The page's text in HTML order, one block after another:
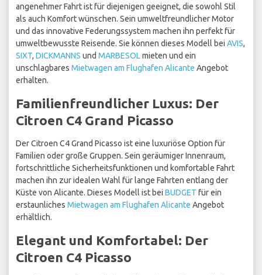
angenehmer Fahrt ist für diejenigen geeignet, die sowohl Stil
als auch Komfort wünschen. Sein umweltfreundlicher Motor
und das innovative Federungssystem machen ihn perfekt für
umweltbewusste Reisende. Sie können dieses Modell bei AVIS,
SIXT, DICKMANNS und MARBESOLmieten und ein
unschlagbares Mietwagen am Flughafen Alicante Angebot
erhalten.
Familienfreundlicher Luxus: Der
Citroen C4 Grand Picasso
Der Citroen C4 Grand Picasso ist eine luxuriöse Option für
Familien oder große Gruppen. Sein geräumiger Innenraum,
fortschrittliche Sicherheitsfunktionen und komfortable Fahrt
machen ihn zur idealen Wahl für lange Fahrten entlang der
Küste von Alicante. Dieses Modell ist bei BUDGET für ein
erstaunliches Mietwagen am Flughafen Alicante Angebot
erhältlich.
Elegant und Komfortabel: Der
Citroen C4 Picasso